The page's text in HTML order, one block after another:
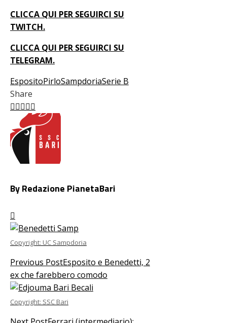
CLICCA QUI PER SEGUIRCI SU
TWITCH.
CLICCA QUI PER SEGUIRCI SU
TELEGRAM.
EspositoPirloSampdoriaSerie B
Share
Facebook
Twitter
LinkedIn
Pinterest
Stumbleupon
By Redazione PianetaBari
Copyright: UC Sampdoria
Previous PostEsposito e Benedetti, 2
ex che farebbero comodo
Copyright: SSC Bari